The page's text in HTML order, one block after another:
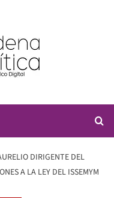
DIRIGENTE DEL
A LA LEY DEL ISSEMYM